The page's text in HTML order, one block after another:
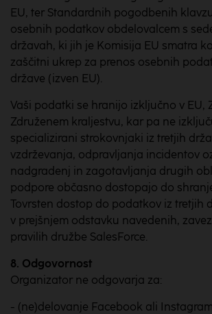
EU, ter Standardnih pogodbenih
osebnih podatkov obdelovalcem s
državah, ki jih je Komisija EU smatra
zaščitni ukrep za prenos osebnih
države (izven EU).
Vaši podatki se hranijo izključno v EU,
Združenem kraljestvu, kar pa ne
specializirani strokovnjaki iz tretjih
vzdrževanja, odpravljanja incidentov
nadgradenj in zagotavljanja drugih
podpore občasno dostopajo do
Tovrsten dostop do podatkov iz tretjih
v prejšnjem odstavku navedenih,
pravilih družbe SalesForce.
8. Odgovornost
Organizator ne odgovarja za:
- (ne)delovanje Facebook ali